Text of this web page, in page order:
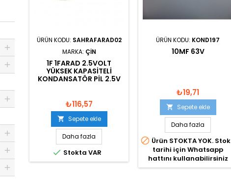
ÜRÜN KODU: SAHRAFARAD02
MARKA: ÇIN
1F 1FARAD 2.5VOLT
YÜKSEK KAPASITELI
KONDANSATÖR PIL 2.5V
₺116,57
 Sepete ekle
Daha fazla
 Stokta VAR
ÜRÜN KODU: KOND197
10MF 63V
₺19,71
 Sepete ekle
Daha fazla
 Ürün STOKTA YOK. Stok
tarihi için Whatsapp
hattını kullanabilirsiniz